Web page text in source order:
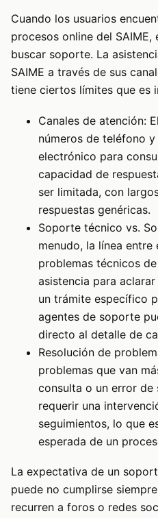
Cuando los usuarios
procesos online del
buscar soporte. La
SAIME a través de sus
tiene ciertos límites que es
Canales de atención:
números de teléfono
electrónico para
capacidad de
ser limitada, con
respuestas genéricas.
Soporte técnico vs.
menudo, la línea
problemas técnicos
asistencia para
un trámite específico
agentes de soporte
directo al detalle de
Resolución de
problemas que van
consulta o un error de
requerir una
seguimientos, lo que
esperada de un
La expectativa de un
puede no cumplirse
recurren a foros o redes